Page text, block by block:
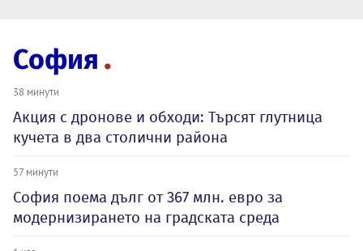
София
38 минути
Акция с дронове и обходи: Търсят глутница
кучета в два столични района
57 минути
София поема дълг от 367 млн. евро за
модернизирането на градската среда